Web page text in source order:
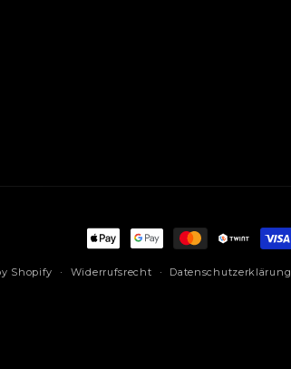
Zahlungsmethoden
Shopify Widerrufsrecht Datenschutzerklärung